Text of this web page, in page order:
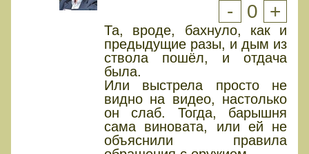
- 0 +
Та, вроде, бахнуло, как и
предыдущие разы, и дым из
ствола пошёл, и отдача
была.
Или выстрела просто не
видно на видео, настолько
он слаб. Тогда, барышня
сама виновата, или ей не
объяснили правила